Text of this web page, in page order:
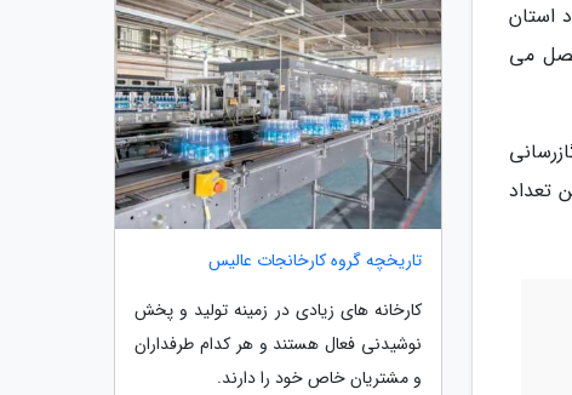
شهداد استان
به شبکه گاز متصل می
هم به شبکه گازرسانی
که این تعداد
تاریخچه گروه کارخانجات عالیس
کارخانه های زیادی در زمینه تولید و پخش
نوشیدنی فعال هستند و هر کدام طرفداران
و مشتریان خاص خود را دارند.